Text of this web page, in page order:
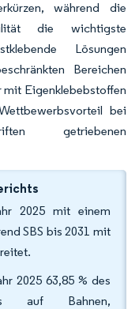
während die
die wichtigste
Lösungen
Bereichen
mit Eigenklebebstoffen
bei
getriebenen
2025 mit einem
SBS bis 2031 mit
2025 63,85 % des
auf Bahnen,